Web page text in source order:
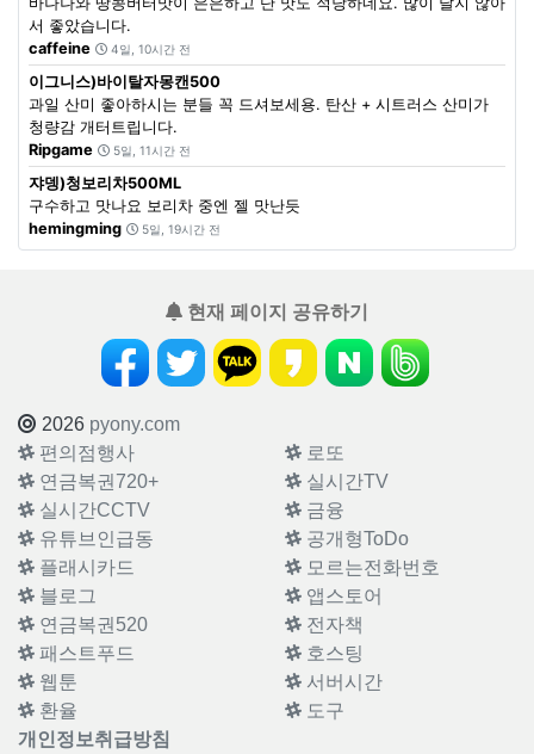
서 좋았습니다.
caffeine
4일, 10시간 전
이그니스)바이탈자몽캔500
과일 산미 좋아하시는 분들 꼭 드셔보세용. 탄산 + 시트러스 산미가
청량감 개터트립니다.
Ripgame
5일, 11시간 전
쟈뎅)청보리차500ML
구수하고 맛나요 보리차 중엔 젤 맛난듯
hemingming
5일, 19시간 전
현재 페이지 공유하기
2026 pyony.com
편의점행사
로또
연금복권720+
실시간TV
실시간CCTV
금융
유튜브인급동
공개형ToDo
플래시카드
모르는전화번호
블로그
앱스토어
연금복권520
전자책
패스트푸드
호스팅
웹툰
서버시간
환율
도구
개인정보취급방침